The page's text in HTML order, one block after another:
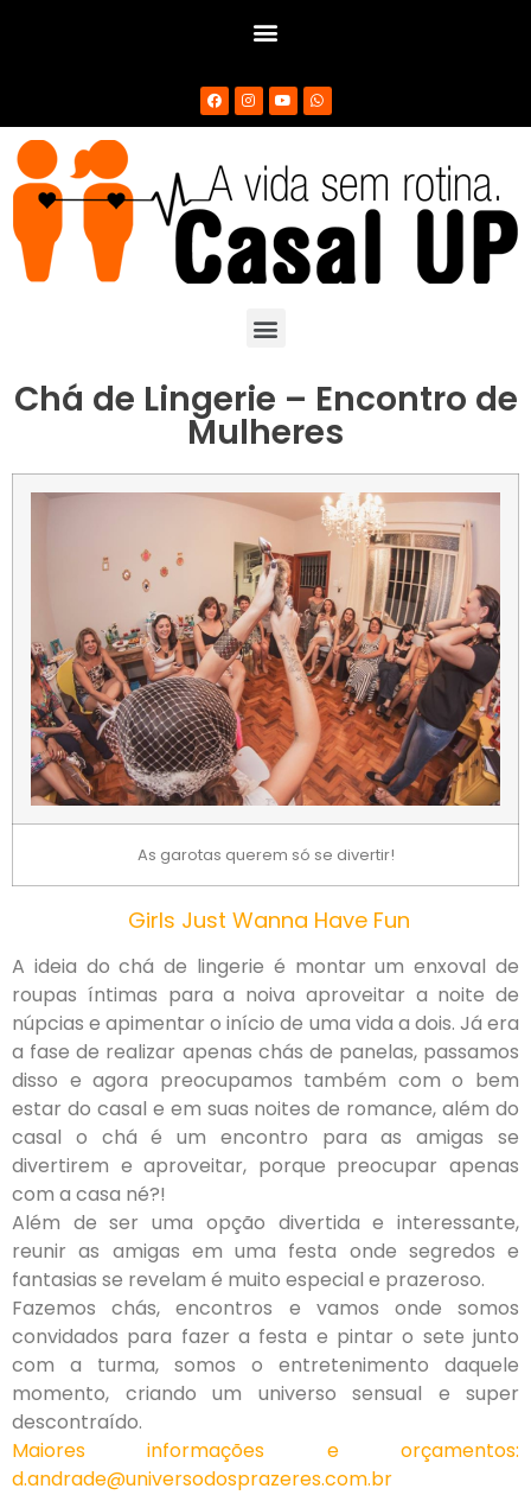
Chá de Lingerie – Encontro de
Mulheres
As garotas querem só se divertir!
Girls Just Wanna Have Fun
A ideia do chá de lingerie é montar um enxoval de
roupas íntimas para a noiva aproveitar a noite de
núpcias e apimentar o início de uma vida a dois. Já era
a fase de realizar apenas chás de panelas, passamos
disso e agora preocupamos também com o bem
estar do casal e em suas noites de romance, além do
casal o chá é um encontro para as amigas se
divertirem e aproveitar, porque preocupar apenas
com a casa né?!
Além de ser uma opção divertida e interessante,
reunir as amigas em uma festa onde segredos e
fantasias se revelam é muito especial e prazeroso.
Fazemos chás, encontros e vamos onde somos
convidados para fazer a festa e pintar o sete junto
com a turma, somos o entretenimento daquele
momento, criando um universo sensual e super
descontraído.
Maiores informações e orçamentos:
d.andrade@universodosprazeres.com.br